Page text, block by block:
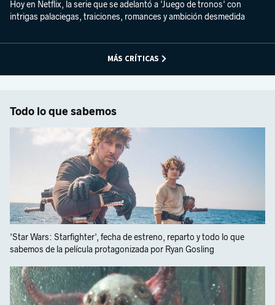
Hoy en Netflix, la serie que se adelantó a 'Juego de tronos' con
intrigas palaciegas, traiciones, romances y ambición desmedida
MÁS CRÍTICAS
Todo lo que sabemos
'Star Wars: Starfighter', fecha de estreno, reparto y todo lo que
sabemos de la película protagonizada por Ryan Gosling